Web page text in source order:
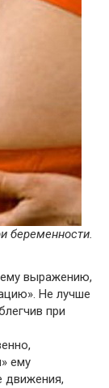
беременности.
выражению,
Не лучше
при
ему
движения,